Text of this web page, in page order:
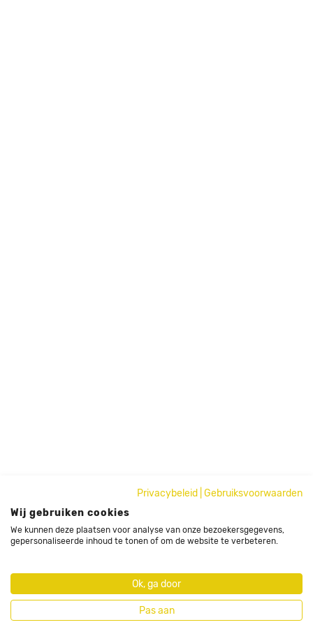
Privacybeleid
Gebruiksvoorwaarden
Wij gebruiken cookies
We kunnen deze plaatsen voor analyse van onze bezoekersgegevens,
gepersonaliseerde inhoud te tonen of om de website te verbeteren.
Ok, ga door
Pas aan